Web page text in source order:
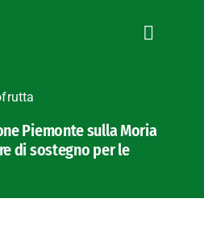
Piemonte sulla Moria
di sostegno per le